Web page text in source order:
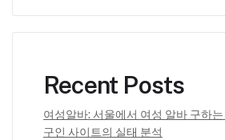
Recent Posts
여성알바: 서울에서 여성 알바 구하
구인 사이트의 실태 분석